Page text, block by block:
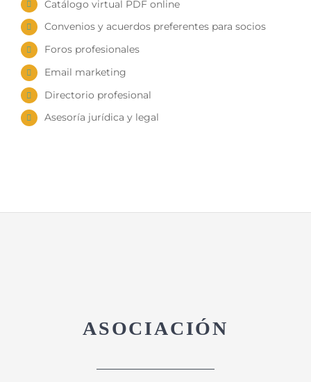
Catálogo virtual PDF online
Convenios y acuerdos preferentes para socios
Foros profesionales
Email marketing
Directorio profesional
Asesoría jurídica y legal
ASOCIACIÓN